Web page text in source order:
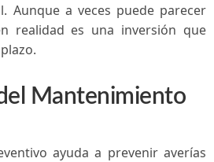
Aunque a veces ⁤puede parecer
realidad es una inversión que​
Mantenimiento